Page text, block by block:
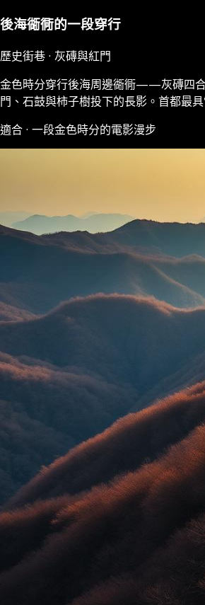
後海衚衕的一段穿行
歷史街巷 · 灰磚與紅門
金色時分穿行後海周邊衚衕——灰磚四
門、石鼓與柿子樹投下的長影。首都最
適合 · 一段金色時分的電影漫步